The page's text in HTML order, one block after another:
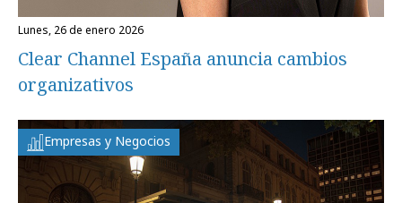
lunes, 26 de enero 2026
Clear Channel España anuncia cambios
organizativos
Empresas y Negocios